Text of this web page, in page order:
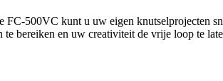
500VC kunt u uw eigen knutselprojecten
te bereiken en uw creativiteit de vrije loop te